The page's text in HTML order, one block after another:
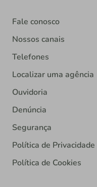
Fale conosco
Nossos canais
Telefones
Localizar uma agência
Ouvidoria
Denúncia
Segurança
Política de Privacidade
Política de Cookies